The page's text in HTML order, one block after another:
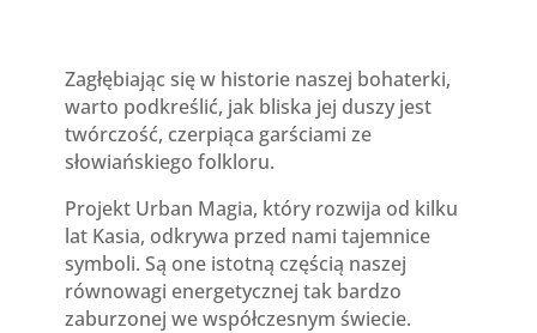
Zagłębiając się w historie naszej bohaterki,
warto podkreślić, jak bliska jej duszy jest
twórczość, czerpiąca garściami ze
słowiańskiego folkloru.
Projekt Urban Magia, który rozwija od kilku
lat Kasia, odkrywa przed nami tajemnice
symboli. Są one istotną częścią naszej
równowagi energetycznej tak bardzo
zaburzonej we współczesnym świecie.​